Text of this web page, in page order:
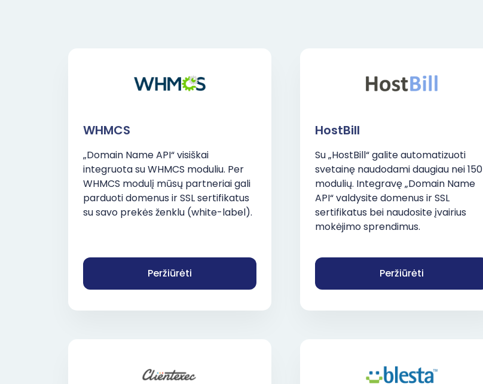
WHMCS
„Domain Name API“ visiškai
integruota su WHMCS moduliu. Per
WHMCS modulį mūsų partneriai gali
parduoti domenus ir SSL sertifikatus
su savo prekės ženklu (white-label).
Peržiūrėti
HostBill
Su „HostBill“ galite automatizuoti
svetainę naudodami daugiau nei 150
modulių. Integravę „Domain Name
API“ valdysite domenus ir SSL
sertifikatus bei naudosite įvairius
mokėjimo sprendimus.
Peržiūrėti